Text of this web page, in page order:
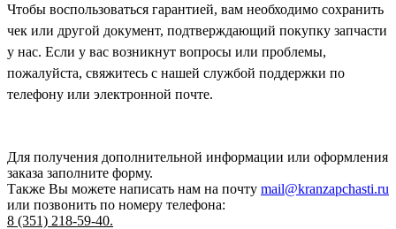
Чтобы воспользоваться гарантией, вам необходимо сохранить
чек или другой документ, подтверждающий покупку запчасти
у нас. Если у вас возникнут вопросы или проблемы,
пожалуйста, свяжитесь с нашей службой поддержки по
телефону или электронной почте.
Для получения дополнительной информации или оформления
заказа заполните форму.
Также Вы можете написать нам на почту mail@kranzapchasti.ru
или позвонить по номеру телефона:
8 (351) 218-59-40.